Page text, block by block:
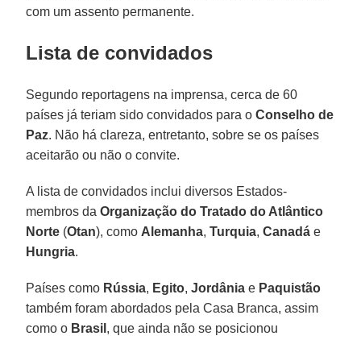
com um assento permanente.
Lista de convidados
Segundo reportagens na imprensa, cerca de 60
países já teriam sido convidados para oConselho de
Paz. Não há clareza, entretanto, sobre se os países
aceitarão ou não o convite.
A lista de convidados inclui diversos Estados-
membros da Organização do Tratado do Atlântico
Norte (Otan), como Alemanha,Turquia,Canadá e
Hungria.
Países como Rússia, Egito,Jordânia e Paquistão
também foram abordados pela Casa Branca, assim
como o Brasil , que ainda não se posicionou